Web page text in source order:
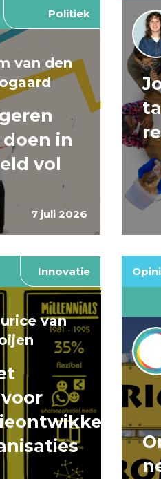
Politiek
7 juli 2026
van den
in
vol
Innovatie
van